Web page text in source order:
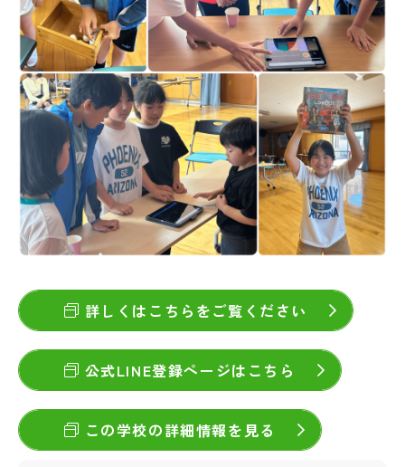
詳しくはこちらをご覧ください
公式LINE登録ページはこちら
この学校の詳細情報を見る